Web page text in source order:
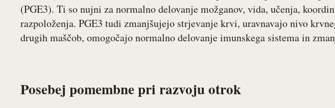
(PGE3). Ti so nujni za normalno delovanje možganov, vida, učenja,
razpoloženja. PGE3 tudi zmanjšujejo strjevanje krvi, uravnavajo nivo
drugih maščob, omogočajo normalno delovanje imunskega sistema in
Posebej pomembne pri razvoju otrok